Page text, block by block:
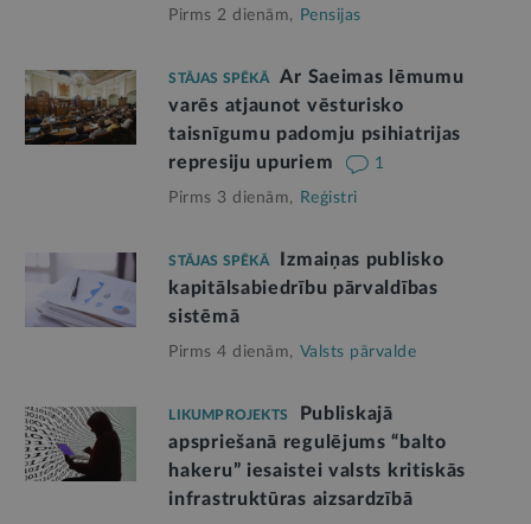
Pirms 2 dienām, Pensijas
STĀJAS SPĒKĀ
Ar Saeimas lēmumu
varēs atjaunot vēsturisko
taisnīgumu padomju psihiatrijas
represiju upuriem
1
Pirms 3 dienām, Reģistri
STĀJAS SPĒKĀ
Izmaiņas publisko
kapitālsabiedrību pārvaldības
sistēmā
Pirms 4 dienām, Valsts pārvalde
LIKUMPROJEKTS
Publiskajā
apspriešanā regulējums “balto
hakeru” iesaistei valsts kritiskās
infrastruktūras aizsardzībā